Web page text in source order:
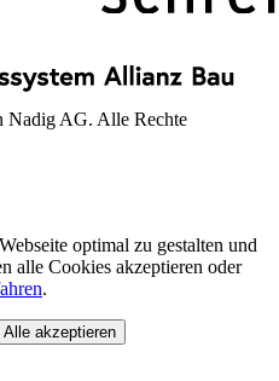
Nadig AG. Alle Rechte
optimal zu gestalten und
alle Cookies akzeptieren oder
.
Alle akzeptieren